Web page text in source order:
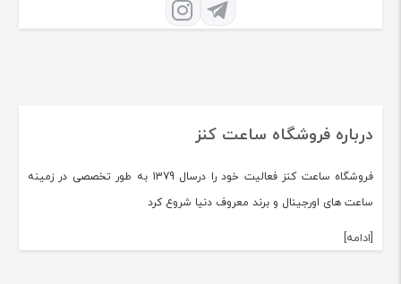
درباره فروشگاه ساعت کنز
فروشگاه ساعت کنز فعالیت خود را درسال 1379 به طور تخصصی در زمینه
ساعت های اورجینال و برند معروف دنیا شروع کرد
[ادامه]